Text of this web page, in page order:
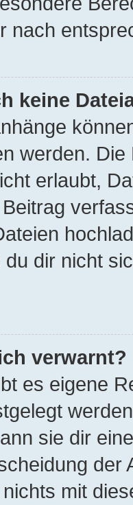
nach
keine
werden.
erlaubt,
dir nicht
verwarnt?
es eigene
sie dir
der
mit